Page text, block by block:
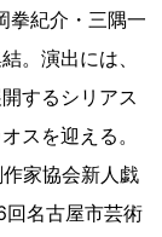
拳紀介・三隅一
。演出には、
するシリアス
スを迎える。
家協会新人戯
名古屋市芸術